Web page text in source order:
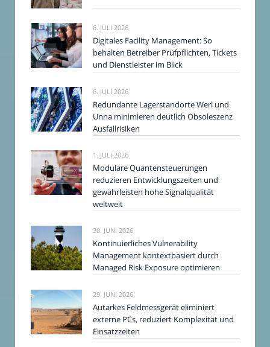
6. JULI 2026
Digitales Facility Management: So
behalten Betreiber Prüfpflichten, Tickets
und Dienstleister im Blick
6. JULI 2026
Redundante Lagerstandorte Werl und
Unna minimieren deutlich Obsoleszenz
Ausfallrisiken
1. JULI 2026
Modulare Quantensteuerungen
reduzieren Entwicklungszeiten und
gewährleisten hohe Signalqualität
weltweit
30. JUNI 2026
Kontinuierliches Vulnerability
Management kontextbasiert durch
Managed Risk Exposure optimieren
29. JUNI 2026
Autarkes Feldmessgerät eliminiert
externe PCs, reduziert Komplexität und
Einsatzzeiten